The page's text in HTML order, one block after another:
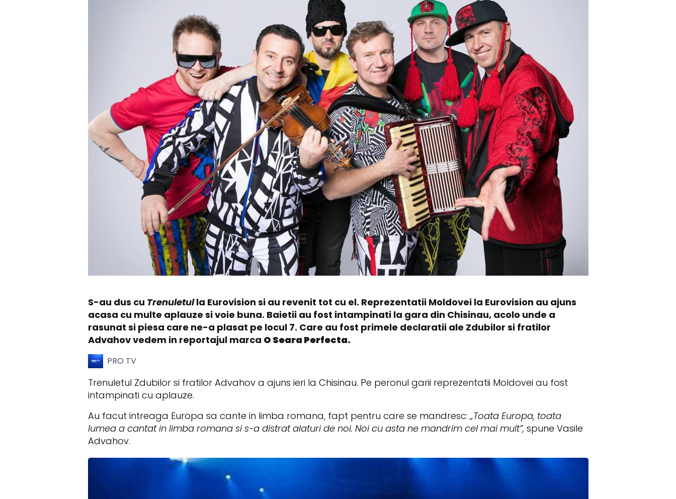
S-au dus cu Trenuletulla Eurovision si au revenit tot cu el. Reprezentatii Moldovei la Eurovision au ajuns
acasa cu multe aplauze si voie buna. Baietii au fost intampinati la gara din Chisinau, acolo unde a
rasunat si piesa care ne-a plasat pe locul 7. Care au fost primele declaratii ale Zdubilor si fratilor
Advahov vedem in reportajul marca O Seara Perfecta.
PRO TV
Trenuletul Zdubilor si fratilor Advahov a ajuns ieri la Chisinau. Pe peronul garii reprezentatii Moldovei au fost
intampinati cu aplauze.
Au facut intreaga Europa sa cante in limba romana, fapt pentru care se mandresc:„Toata Europa, toata
lumea a cantat in limba romana si s-a distrat alaturi de noi. Noi cu asta ne mandrim cel mai mult”, spune Vasile
Advahov.